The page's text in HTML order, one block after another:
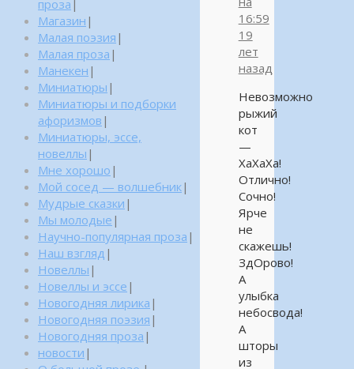
16:59
19
лет
назад
Невозможно
рыжий
кот
—
ХаХаХа!
Отлично!
Сочно!
Ярче
не
скажешь!
ЗдОрово!
А
улыбка
небосвода!
А
шторы
из
проза |
Магазин |
Малая поэзия |
Малая проза |
Манекен |
Миниатюры |
Миниатюры и подборки
афоризмов |
Миниатюры, эссе,
новеллы |
Мне хорошо |
Мой сосед — волшебник|
Мудрые сказки |
Мы молодые |
Научно-популярная проза |
Наш взгляд |
Новеллы |
Новеллы и эссе |
Новогодняя лирика |
Новогодняя поэзия |
Новогодняя проза |
новости |